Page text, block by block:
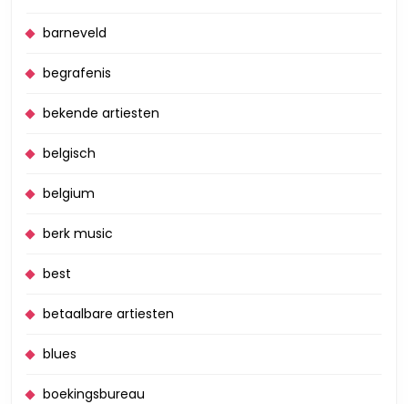
barneveld
begrafenis
bekende artiesten
belgisch
belgium
berk music
best
betaalbare artiesten
blues
boekingsbureau